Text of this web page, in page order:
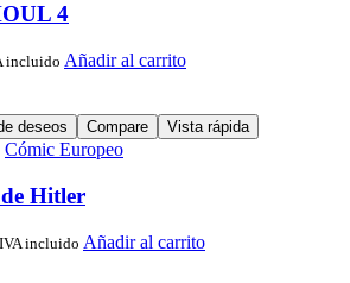
4
incluido Añadir al carrito
deseos Compare Vista rápida
Cómic Europeo
Hitler
IVA incluido Añadir al carrito